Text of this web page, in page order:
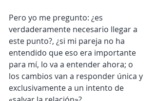
Pero yo me pregunto: ¿es
verdaderamente necesario llegar a
este punto?, ¿si mi pareja no ha
entendido que eso era importante
para mí, lo va a entender ahora; o
los cambios van a responder única y
exclusivamente a un intento de